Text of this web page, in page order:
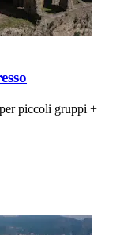
piccoli gruppi +